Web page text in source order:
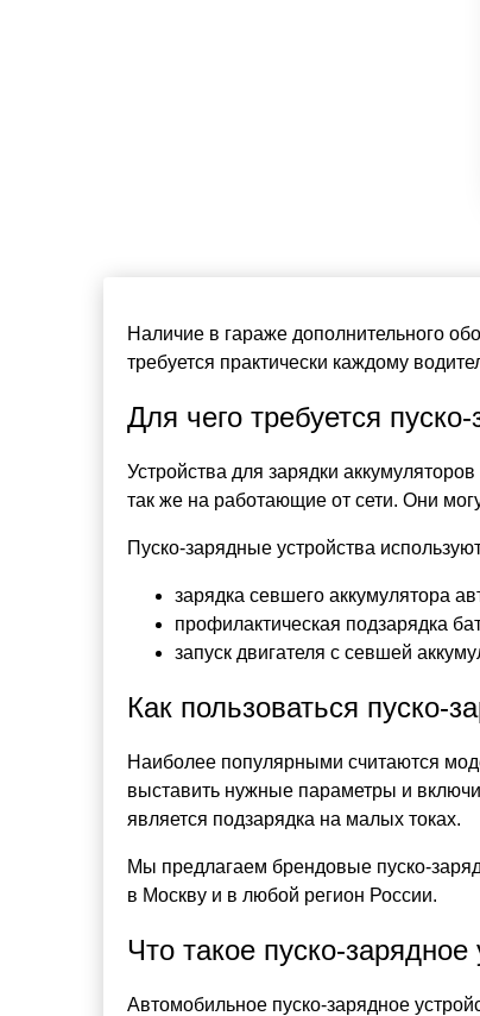
Наличие в гараже дополнительного
требуется практически каждому
Для чего требуется
Устройства для зарядки
так же на работающие от сети. Они
Пуско-зарядные устройства
зарядка севшего аккумулятора
профилактическая подзарядка
запуск двигателя с севшей
Как пользоваться пуско-
Наиболее популярными считаются
выставить нужные параметры и
является подзарядка на малых токах.
Мы предлагаем брендовые пуско-
в Москву и в любой регион России.
Что такое пуско-зарядное
Автомобильное пуско-зарядное